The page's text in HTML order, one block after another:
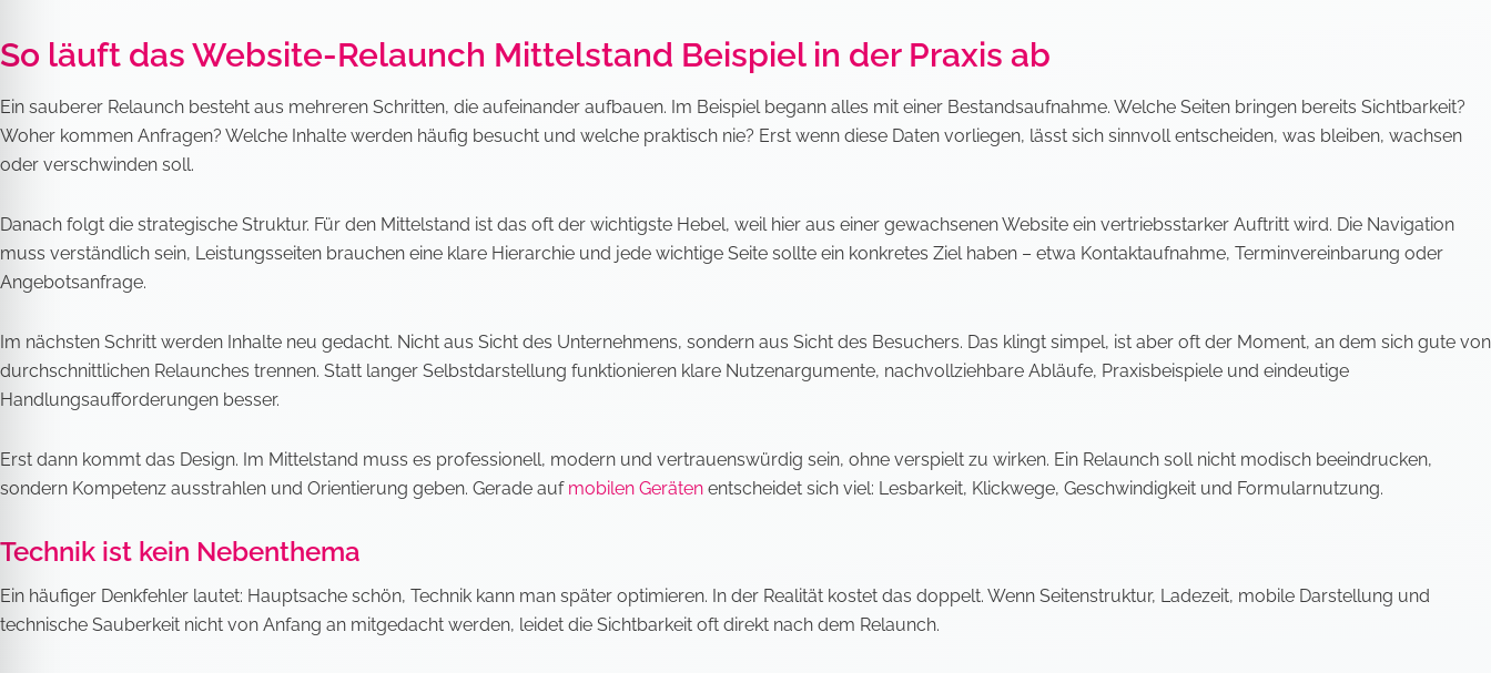
So läuft das Website-Relaunch Mittelstand Beispiel in der Praxis ab
Ein sauberer Relaunch besteht aus mehreren Schritten, die aufeinander aufbauen. Im Beispiel begann alles mit einer Bestandsaufnahme. Welche Seiten bringen bereits Sichtbarkeit?
Woher kommen Anfragen? Welche Inhalte werden häufig besucht und welche praktisch nie? Erst wenn diese Daten vorliegen, lässt sich sinnvoll entscheiden, was bleiben, wachsen
oder verschwinden soll.
Danach folgt die strategische Struktur. Für den Mittelstand ist das oft der wichtigste Hebel, weil hier aus einer gewachsenen Website ein vertriebsstarker Auftritt wird. Die Navigation
muss verständlich sein, Leistungsseiten brauchen eine klare Hierarchie und jede wichtige Seite sollte ein konkretes Ziel haben – etwa Kontaktaufnahme, Terminvereinbarung oder
Angebotsanfrage.
Im nächsten Schritt werden Inhalte neu gedacht. Nicht aus Sicht des Unternehmens, sondern aus Sicht des Besuchers. Das klingt simpel, ist aber oft der Moment, an dem sich gute von
durchschnittlichen Relaunches trennen. Statt langer Selbstdarstellung funktionieren klare Nutzenargumente, nachvollziehbare Abläufe, Praxisbeispiele und eindeutige
Handlungsaufforderungen besser.
Erst dann kommt das Design. Im Mittelstand muss es professionell, modern und vertrauenswürdig sein, ohne verspielt zu wirken. Ein Relaunch soll nicht modisch beeindrucken,
sondern Kompetenz ausstrahlen und Orientierung geben. Gerade auf mobilen Geräten entscheidet sich viel: Lesbarkeit, Klickwege, Geschwindigkeit und Formularnutzung.
Technik ist kein Nebenthema
Ein häufiger Denkfehler lautet: Hauptsache schön, Technik kann man später optimieren. In der Realität kostet das doppelt. Wenn Seitenstruktur, Ladezeit, mobile Darstellung und
technische Sauberkeit nicht von Anfang an mitgedacht werden, leidet die Sichtbarkeit oft direkt nach dem Relaunch.